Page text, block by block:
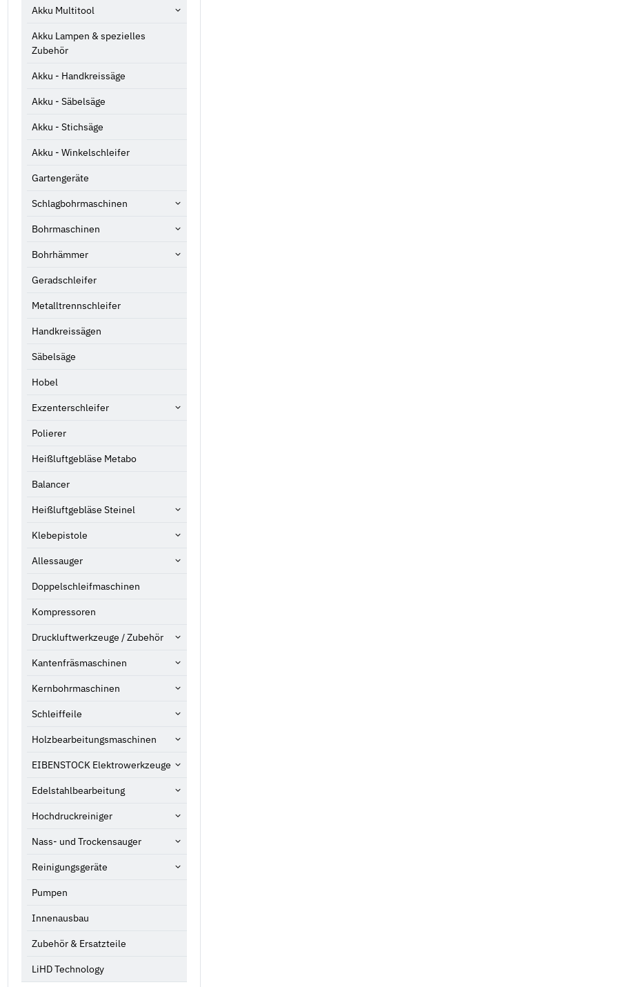
Akku Multitool
Akku Lampen & spezielles
Zubehör
Akku - Handkreissäge
Akku - Säbelsäge
Akku - Stichsäge
Akku - Winkelschleifer
Gartengeräte
Schlagbohrmaschinen
Bohrmaschinen
Bohrhämmer
Geradschleifer
Metalltrennschleifer
Handkreissägen
Säbelsäge
Hobel
Exzenterschleifer
Polierer
Heißluftgebläse Metabo
Balancer
Heißluftgebläse Steinel
Klebepistole
Allessauger
Doppelschleifmaschinen
Kompressoren
Druckluftwerkzeuge / Zubehör
Kantenfräsmaschinen
Kernbohrmaschinen
Schleiffeile
Holzbearbeitungsmaschinen
EIBENSTOCK Elektrowerkzeuge
Edelstahlbearbeitung
Hochdruckreiniger
Nass- und Trockensauger
Reinigungsgeräte
Pumpen
Innenausbau
Zubehör & Ersatzteile
LiHD Technology